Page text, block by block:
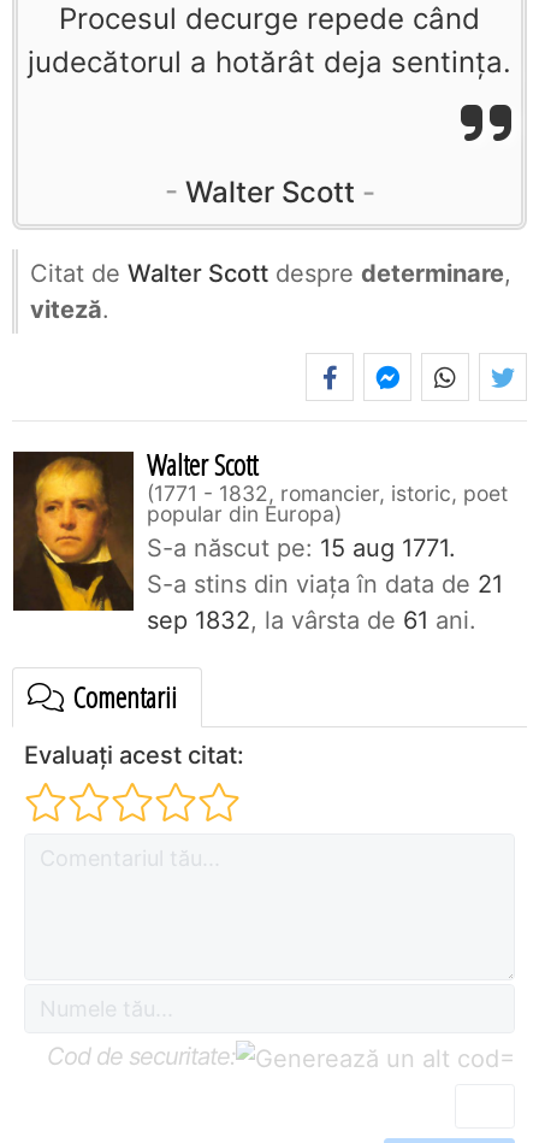
Procesul decurge repede când
judecătorul a hotărât deja sentinţa.
Walter Scott
Citat de Walter Scott despre determinare,
viteză.
Walter Scott
1771 - 1832, romancier, istoric, poet
popular din Europa
S-a născut pe: 15 aug 1771.
S-a stins din viaţa în data de 21
sep 1832, la vârsta de 61 ani.
Comentarii
Evaluați acest citat:
Cod de securitate: =